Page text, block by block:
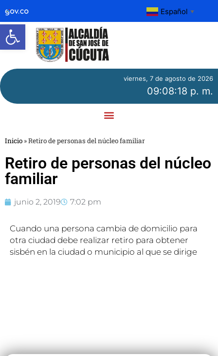
Abrir barra de herramientas
Español ▼
viernes, 7 de agosto de 2026
09:08:18 p. m.
Inicio »Retiro de personas del núcleo familiar
Retiro de personas del núcleo
familiar
junio 2, 2019 7:02 pm
Cuando una persona cambia de domicilio para
otra ciudad debe realizar retiro para obtener
sisbén en la ciudad o municipio al que se dirige